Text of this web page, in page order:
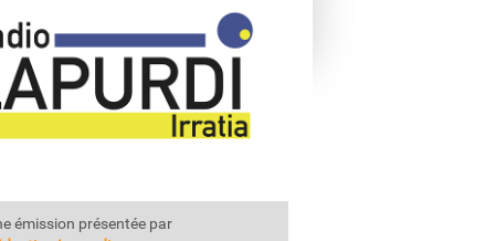
émission présentée par